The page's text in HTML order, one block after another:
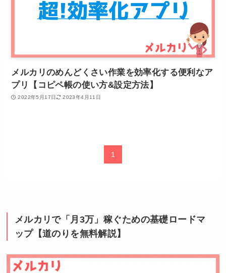
メルカリのめんどくさい作業を効率化する便利なア
プリ【コピペ帳の使い方&設定方法】
2022年5月17日 2023年4月11日
1
メルカリで「月3万」稼ぐための基礎ロードマ
ップ【道のりを無料解説】